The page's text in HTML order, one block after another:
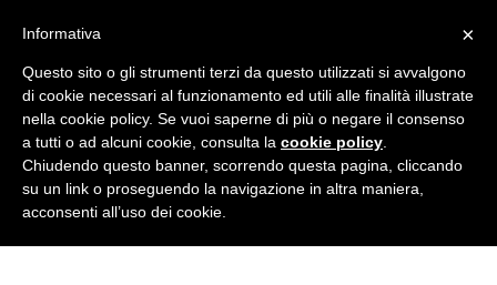
Dogoctoberfest 2016
Set 1, 2016|Eventi,News
×
Informativa
Questo sito o gli strumenti terzi da questo utilizzati si avvalgono
di cookie necessari al funzionamento ed utili alle finalità illustrate
nella cookie policy. Se vuoi saperne di più o negare il consenso
a tutti o ad alcuni cookie, consulta la cookie policy
Chiudendo questo banner, scorrendo questa pagina, cliccando
su un link o proseguendo la navigazione in altra maniera,
acconsenti all’uso dei cookie.